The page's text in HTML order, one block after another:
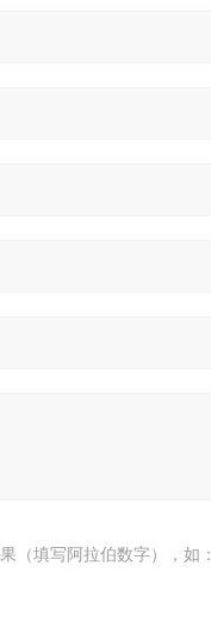
（填写阿拉伯数字），如